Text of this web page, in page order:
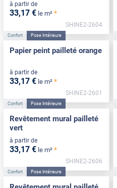
à partir de
33,17 € le m² *
SHINE2-2604
Confort Pose Intérieure
Papier peint pailleté orange
à partir de
33,17 € le m² *
SHINE2-2601
Confort Pose Intérieure
Revêtement mural pailleté
vert
à partir de
33,17 € le m² *
SHINE2-2606
Confort Pose Intérieure